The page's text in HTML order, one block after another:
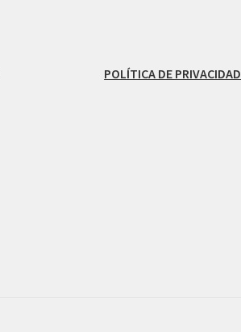
POLÍTICA DE PRIVACIDAD